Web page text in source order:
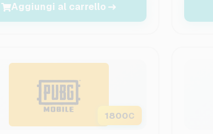
Aggiungi al carrello
1800C